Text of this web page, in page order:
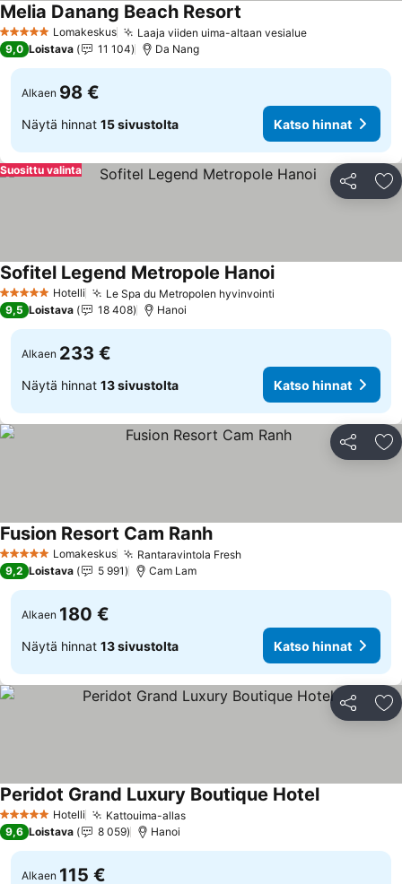
5 TähtiluokitusLomakeskus Laaja viiden uima-altaan vesialueKatso hinnat
Melia Danang Beach Resort
9,0 Loistava 11 104 Da Nang
Alkaen 98 €
Näytä hinnat 15 sivustolta Katso hinnat
Jaa
Suosittu valinta
5 Tähtiluokitus
Hotelli Le Spa du Metropolen hyvinvointi
Sofitel Legend Metropole HanoiKatso hinnat
9,5 Loistava 18 408 Hanoi
Alkaen 233 €
Näytä hinnat 13 sivustolta Katso hinnat
Jaa
5 TähtiluokitusLomakeskus Rantaravintola FreshKatso hinnat
Fusion Resort Cam RanhKatso hinnat
9,2 Loistava 5 991 Cam Lam
Alkaen 180 €
Näytä hinnat 13 sivustolta Katso hinnat
Jaa
5 Tähtiluokitus
Hotelli Kattouima-allasKatso hinnat
Peridot Grand Luxury Boutique HotelKatso hinnat
9,6 Loistava 8 059 Hanoi
Alkaen 115 €